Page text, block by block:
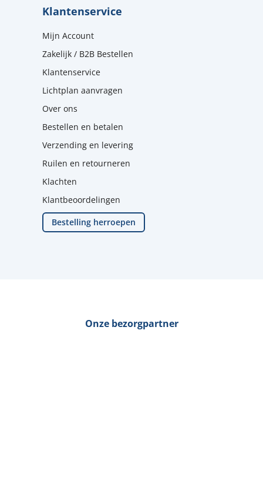
Klantenservice
Mijn Account
Zakelijk / B2B Bestellen
Klantenservice
Lichtplan aanvragen
Over ons
Bestellen en betalen
Verzending en levering
Ruilen en retourneren
Klachten
Klantbeoordelingen
Bestelling herroepen
Onze bezorgpartner